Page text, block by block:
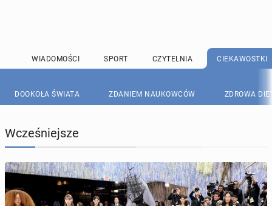
WIADOMOŚCI SPORT CZYTELNIA CIEKAWOSTKI
DOOKOŁA ŚWIATA ZDANIEM NAUKOWCÓW ZDROWA
Wcześniejsze